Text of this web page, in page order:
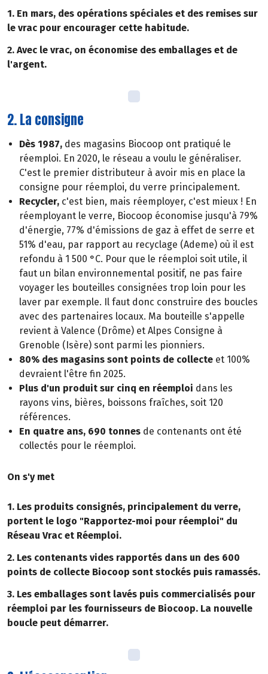
1. En mars, des opérations spéciales et des remises sur
le vrac pour encourager cette habitude.
2. Avec le vrac, on économise des emballages et de
l'argent.
2. La consigne
Dès 1987, des magasins Biocoop ont pratiqué le
réemploi. En 2020, le réseau a voulu le généraliser.
C'est le premier distributeur à avoir mis en place la
consigne pour réemploi, du verre principalement.
Recycler, c'est bien, mais réemployer, c'est mieux ! En
réemployant le verre, Biocoop économise jusqu'à 79%
d'énergie, 77% d'émissions de gaz à effet de serre et
51% d'eau, par rapport au recyclage (Ademe) où il est
refondu à 1 500 °C. Pour que le réemploi soit utile, il
faut un bilan environnemental positif, ne pas faire
voyager les bouteilles consignées trop loin pour les
laver par exemple. Il faut donc construire des boucles
avec des partenaires locaux. Ma bouteille s'appelle
revient à Valence (Drôme) et Alpes Consigne à
Grenoble (Isère) sont parmi les pionniers.
80% des magasins sont points de collecte et 100%
devraient l'être fin 2025.
Plus d'un produit sur cinq en réemploi dans les
rayons vins, bières, boissons fraîches, soit 120
références.
En quatre ans, 690 tonnes de contenants ont été
collectés pour le réemploi.
On s'y met
1. Les produits consignés, principalement du verre,
portent le logo "Rapportez-moi pour réemploi" du
Réseau Vrac et Réemploi.
2. Les contenants vides rapportés dans un des 600
points de collecte Biocoop sont stockés puis ramassés.
3. Les emballages sont lavés puis commercialisés pour
réemploi par les fournisseurs de Biocoop. La nouvelle
boucle peut démarrer.